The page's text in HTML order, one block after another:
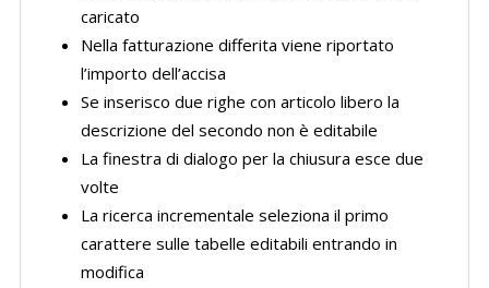
caricato
Nella fatturazione differita viene riportato
l’importo dell’accisa
Se inserisco due righe con articolo libero la
descrizione del secondo non è editabile
La finestra di dialogo per la chiusura esce due
volte
La ricerca incrementale seleziona il primo
carattere sulle tabelle editabili entrando in
modifica